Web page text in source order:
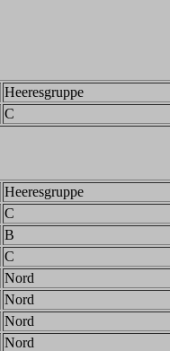
Heeresgruppe
C
Heeresgruppe
C
B
C
Nord
Nord
Nord
Nord